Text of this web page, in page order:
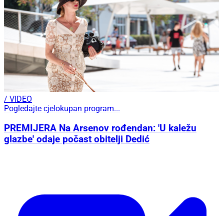
/ VIDEO
Pogledajte cjelokupan program...
PREMIJERA Na Arsenov rođendan: 'U kaležu
glazbe' odaje počast obitelji Dedić